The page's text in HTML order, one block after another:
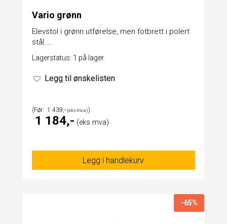
Vario grønn
Elevstol i grønn utførelse, men fotbrett i polert
stål....
Lagerstatus: 1 på lager
Legg til ønskelisten
1 439
1 184
Legg i handlekurv
-65%